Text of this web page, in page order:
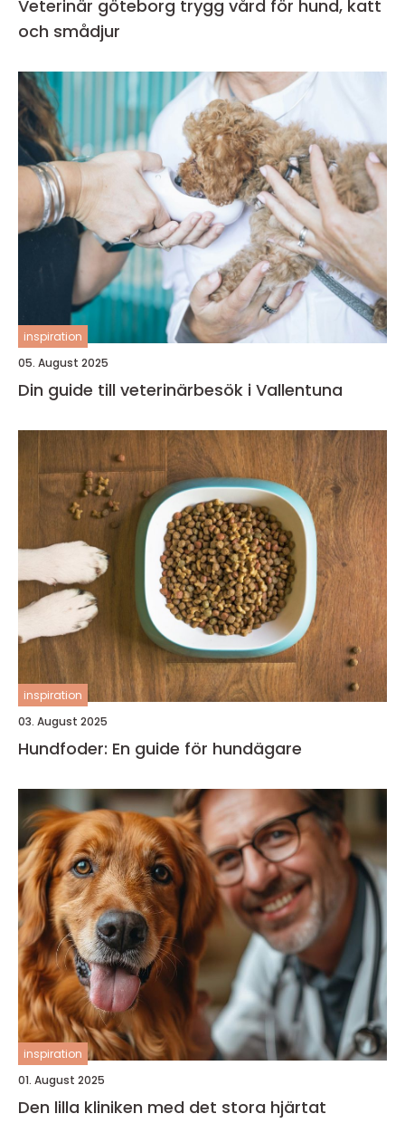
Veterinär göteborg trygg vård för hund, katt
och smådjur
inspiration
05. August 2025
Din guide till veterinärbesök i Vallentuna
inspiration
03. August 2025
Hundfoder: En guide för hundägare
inspiration
01. August 2025
Den lilla kliniken med det stora hjärtat